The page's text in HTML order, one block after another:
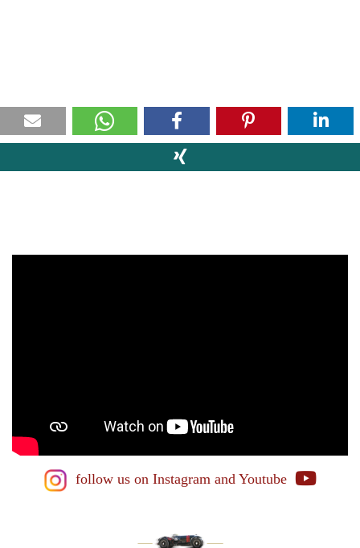
follow us on Instagram and Youtube